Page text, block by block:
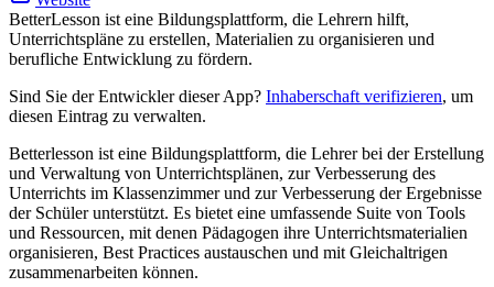
BetterLesson ist eine Bildungsplattform, die Lehrern hilft,
Unterrichtspläne zu erstellen, Materialien zu organisieren und
berufliche Entwicklung zu fördern.
Sind Sie der Entwickler dieser App? Inhaberschaft verifizieren, um
diesen Eintrag zu verwalten.
Betterlesson ist eine Bildungsplattform, die Lehrer bei der Erstellung
und Verwaltung von Unterrichtsplänen, zur Verbesserung des
Unterrichts im Klassenzimmer und zur Verbesserung der Ergebnisse
der Schüler unterstützt. Es bietet eine umfassende Suite von Tools
und Ressourcen, mit denen Pädagogen ihre Unterrichtsmaterialien
organisieren, Best Practices austauschen und mit Gleichaltrigen
zusammenarbeiten können.